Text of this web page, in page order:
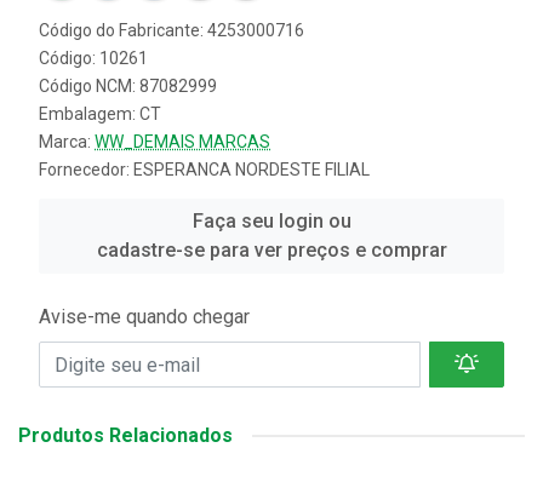
Código do Fabricante: 4253000716
Código: 10261
Código NCM: 87082999
Embalagem: CT
Marca: WW_DEMAIS MARCAS
Fornecedor: ESPERANCA NORDESTE FILIAL
Faça seu login ou
cadastre-se para ver preços e comprar
Avise-me quando chegar
Produtos Relacionados